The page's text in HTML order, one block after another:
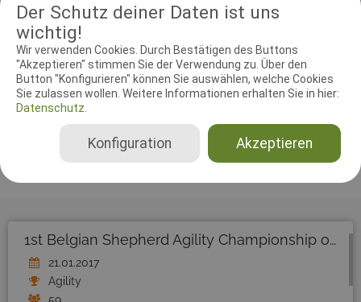
Der Schutz deiner Daten ist uns
wichtig!
Wir verwenden Cookies. Durch Bestätigen des Buttons
"Akzeptieren" stimmen Sie der Verwendung zu. Über den
Button "Konfigurieren" können Sie auswählen, welche Cookies
Sie zulassen wollen. Weitere Informationen erhalten Sie in hier:
Datenschutz.
Akzeptieren
Konfiguration
GR0901106540000065470028310 BIC ETHNGRAA
RICHTER UND HELFER
1st Belgian Shepherd Agility Championship of Greece - Tag 1
21.01.2017
Agility